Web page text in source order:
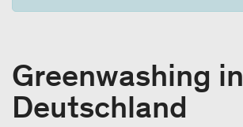
Greenwashing in
Deutschland